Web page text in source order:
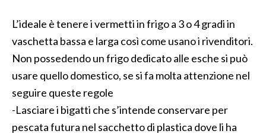
L’ideale è tenere i vermetti in frigo a 3 o 4 gradi in
vaschetta bassa e larga così come usano i rivenditori.
Non possedendo un frigo dedicato alle esche si può
usare quello domestico, se si fa molta attenzione nel
seguire queste regole
-Lasciare i bigatti che s’intende conservare per
pescata futura nel sacchetto di plastica dove li ha